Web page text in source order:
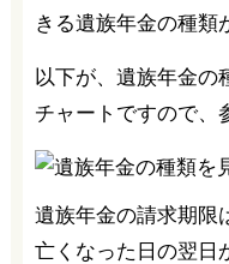
きる遺族年金の種類
以下が、遺族年金の
チャートですので、
遺族年金の請求期限
亡くなった日の翌日